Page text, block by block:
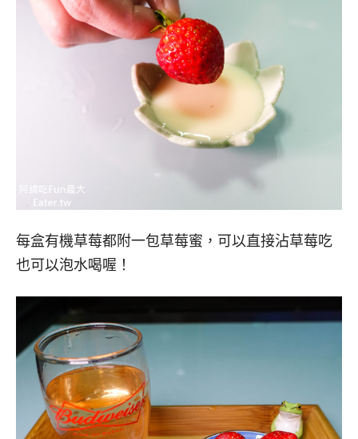
每盒有機草莓都附一包草莓蜜，可以直接沾草莓吃
也可以泡水喝喔！